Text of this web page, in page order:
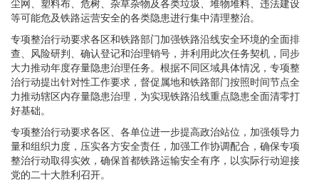
尘网、塑料布、危树、杂草杂物及各类垃圾、堆物堆料、违法建设
等可能危及铁路运营安全的各类隐患进行集中清理整治。
专项整治行动要求各区和铁路部门加强铁路沿线安全环境的全面排
查、风险研判、确认登记和治理销号，并利用此次任务契机，同步
大力推动年度存量隐患治理任务。根据不同区域具体情况，专项整
治行动提出针对性工作要求，督促属地和铁路部门按照时间节点全
力推动辖区内存量隐患治理，为实现铁路沿线重点隐患全面清零打
好基础。
专项整治行动要求各区、各单位进一步提高政治站位，加强领导力
量和组织力度，压实各方安全责任，加强工作协调配合，确保专项
整治行动取得实效，确保首都铁路运输安全有序，以实际行动迎接
党的二十大胜利召开。